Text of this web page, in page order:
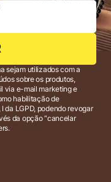
sejam utilizados com a
sobre os produtos,
habilitação de
da LGPD, podendo revogar
da opção “cancelar